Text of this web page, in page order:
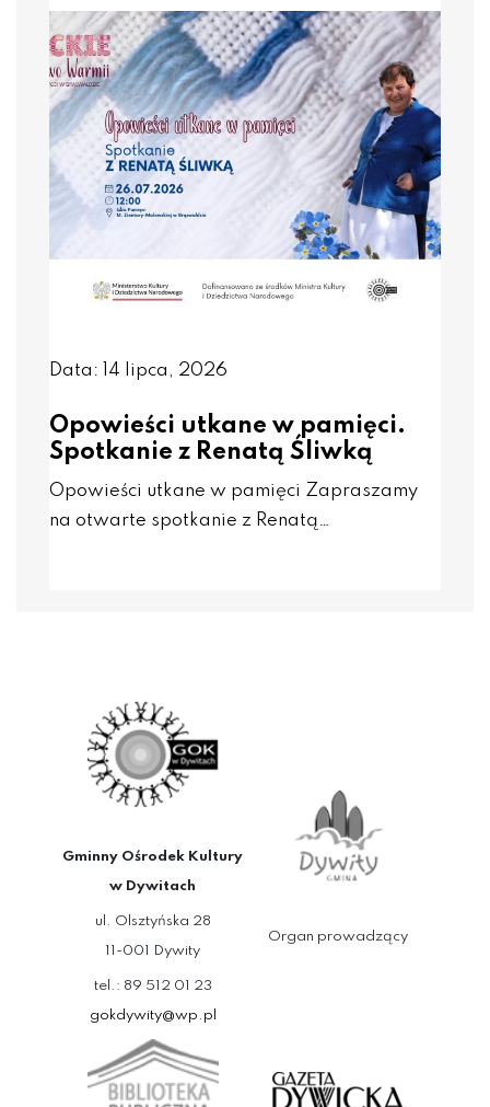
Data: 14 lipca, 2026
Opowieści utkane w pamięci.
Spotkanie z Renatą Śliwką
Opowieści utkane w pamięci Zapraszamy
na otwarte spotkanie z Renatą…
Gminny Ośrodek Kultury
w Dywitach
ul. Olsztyńska 28
11-001 Dywity
tel.: 89 512 01 23
gokdywity@wp.pl
Organ prowadzący